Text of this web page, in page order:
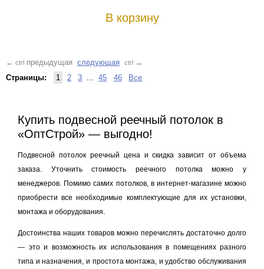
В корзину
← ctrl предыдущая следующая ctrl →
Страницы: 1 2 3 ... 45 46 Все
Купить подвесной реечный потолок в
«ОптСтрой» — выгодно!
Подвесной потолок реечный цена и скидка зависит от объема
заказа. Уточнить стоимость реечного потолка можно у
менеджеров. Помимо самих потолков, в интернет-магазине можно
приобрести все необходимые комплектующие для их установки,
монтажа и оборудования.
Достоинства наших товаров можно перечислять достаточно долго
— это и возможность их использования в помещениях разного
типа и назначения, и простота монтажа, и удобство обслуживания